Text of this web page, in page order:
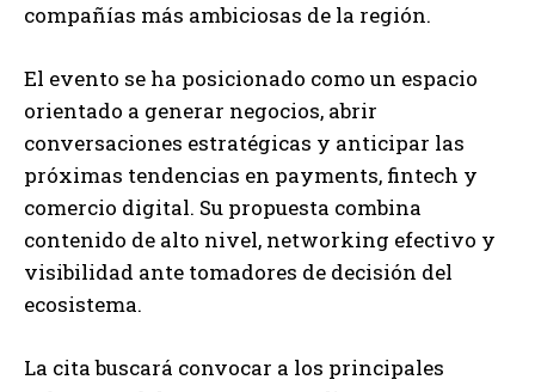
compañías más ambiciosas de la región.
El evento se ha posicionado como un espacio
orientado a generar negocios, abrir
conversaciones estratégicas y anticipar las
próximas tendencias en payments, fintech y
comercio digital. Su propuesta combina
contenido de alto nivel, networking efectivo y
visibilidad ante tomadores de decisión del
ecosistema.
La cita buscará convocar a los principales